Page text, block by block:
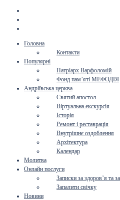
Головна
Контакти
Популярні
Патріарх Варфоломій
Фонд пам’яті МЕФОДІЯ
Андріївська церква
Святий апостол
Віртуальна екскурсія
Історія
Ремонт і реставрація
Внутрішнє оздоблення
Архітектура
Календар
Молитва
Онлайн послуги
Записки за здоров’я та
Запалити свічку
Новини